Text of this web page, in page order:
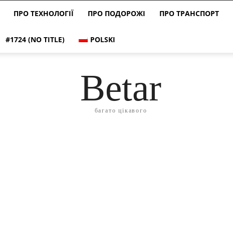
ПРО ТЕХНОЛОГІЇ ПРО ПОДОРОЖІ ПРО ТРАНСПОРТ
#1724 (NO TITLE) POLSKI
Betar
багато цікавого